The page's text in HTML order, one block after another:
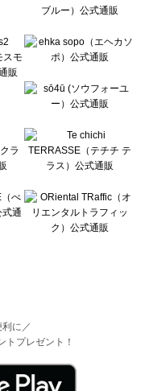
に／
トプレゼント！